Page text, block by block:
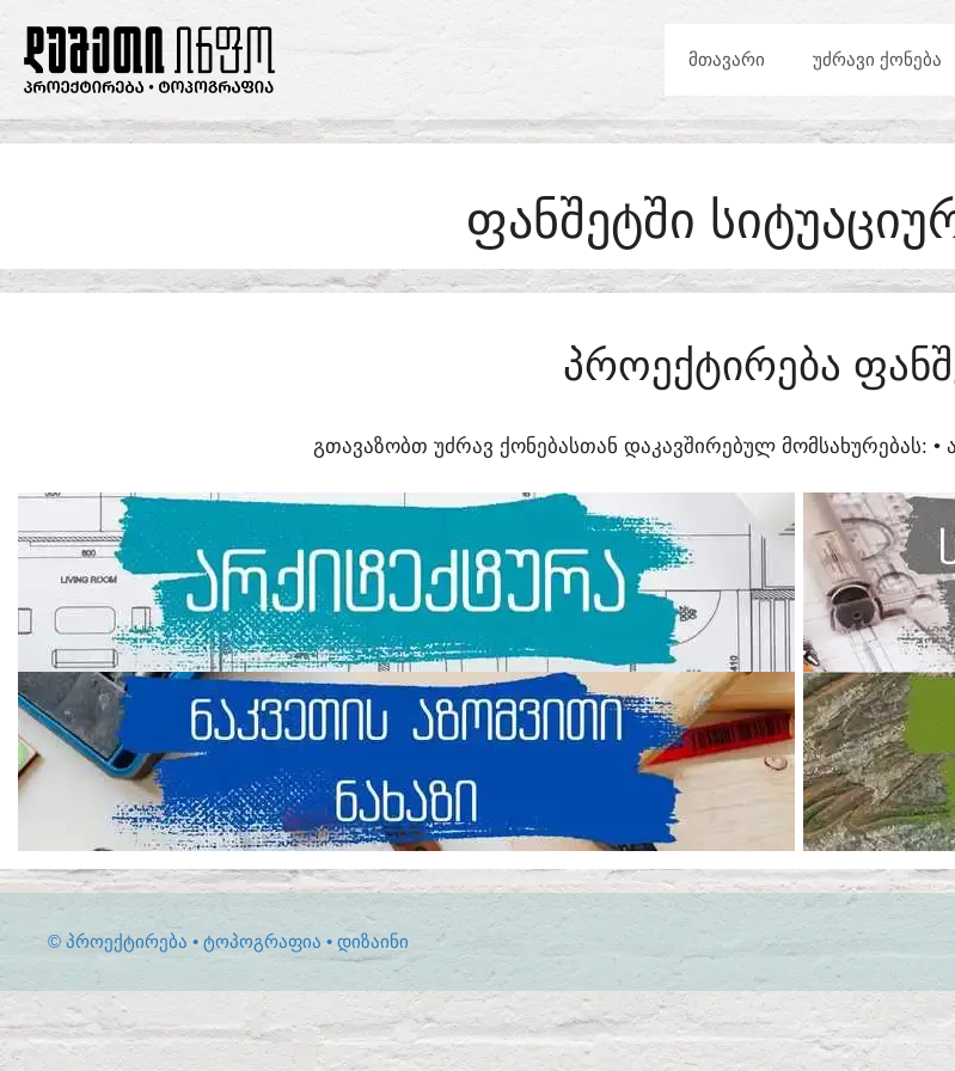
CONTENT
ᲛᲗᲐᲕᲐᲠᲘ ᲣᲫᲠᲐᲕᲘ ᲥᲝᲜᲔᲑᲐ
ᲤᲐᲜᲨᲔᲢᲨᲘ
ᲞᲠᲝᲔᲥᲢᲘᲠᲔᲑᲐ
ᲒᲗᲐᲕᲐᲖᲝᲑᲗ ᲣᲫᲠᲐᲕ ᲥᲝᲜᲔᲑᲐᲡᲗᲐᲜ ᲓᲐᲙᲐᲕᲨᲘᲠᲔᲑᲣᲚ ᲛᲝᲛᲡᲐᲮᲣᲠᲔᲑᲐᲡ:​
© ᲞᲠᲝᲔᲥᲢᲘᲠᲔᲑᲐ • ᲢᲝᲞᲝᲒᲠᲐᲤᲘᲐ • ᲓᲘᲖᲐᲘᲜᲘ